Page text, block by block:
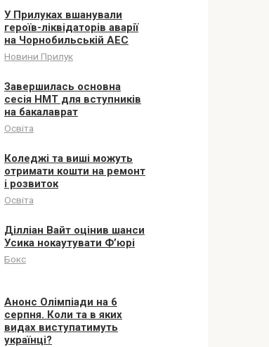
У Прилуках вшанували
героїв-ліквідаторів аварії
на Чорнобильській АЕС
Новини Прилук
Завершилась основна
сесія НМТ для вступників
на бакалаврат
Освіта
Коледжі та виші можуть
отримати кошти на ремонт
і розвиток
Освіта
Ділліан Вайт оцінив шанси
Усика нокаутувати Ф’юрі
Бокс
Анонс Олімпіади на 6
серпня. Коли та в яких
видах виступатимуть
українці?